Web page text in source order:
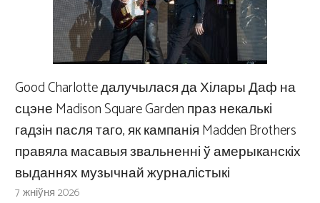
Good Charlotte далучылася да Хілары Даф на
сцэне Madison Square Garden праз некалькі
гадзін пасля таго, як кампанія Madden Brothers
правяла масавыя звальненні ў амерыканскіх
выданнях музычнай журналістыкі
7 жніўня 2026